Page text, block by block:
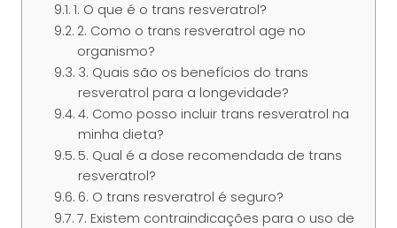
1. O que é o trans resveratrol?
2. Como o trans resveratrol age no
organismo?
3. Quais são os benefícios do trans
resveratrol para a longevidade?
4. Como posso incluir trans resveratrol na
minha dieta?
5. Qual é a dose recomendada de trans
resveratrol?
6. O trans resveratrol é seguro?
7. Existem contraindicações para o uso de